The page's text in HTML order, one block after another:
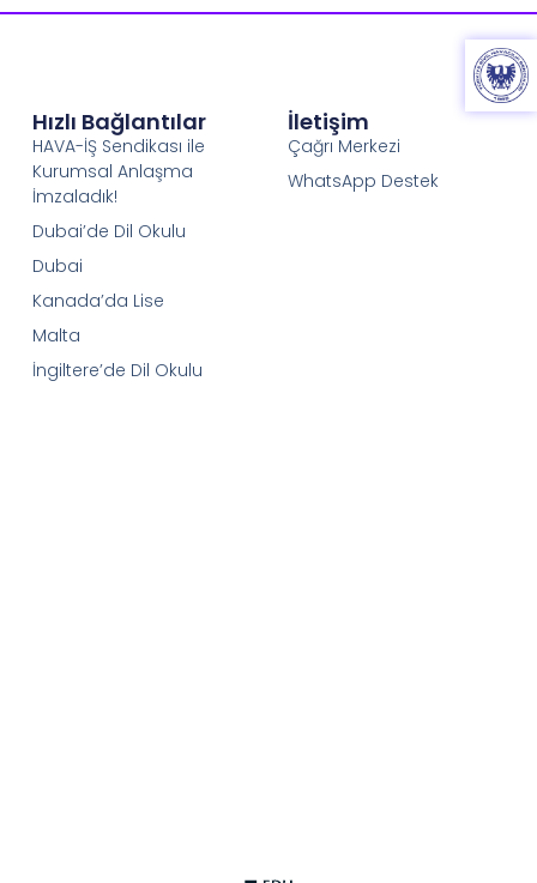
Hızlı Bağlantılar
HAVA-İŞ Sendikası ile
Kurumsal Anlaşma
İmzaladık!
Dubai’de Dil Okulu
Dubai
Kanada’da Lise
Malta
İngiltere’de Dil Okulu
İletişim
Çağrı Merkezi
WhatsApp Destek